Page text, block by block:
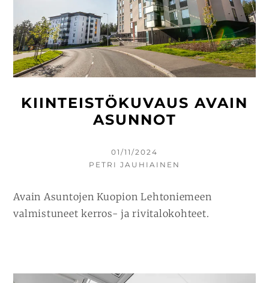
KIINTEISTÖKUVAUS AVAIN
ASUNNOT
KIRJOITETTU
01/11/2024
KIRJOITTAJA
PETRI JAUHIAINEN
Avain Asuntojen Kuopion Lehtoniemeen
valmistuneet kerros- ja rivitalokohteet.